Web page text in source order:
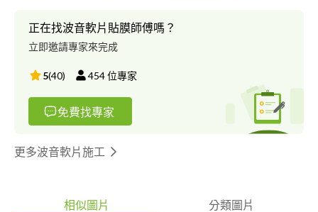
正在找波音軟片貼膜師傅嗎？
立即邀請專家來完成
5(40) 454位專家
免費找專家
更多波音軟片施工
相似圖片 分類圖片